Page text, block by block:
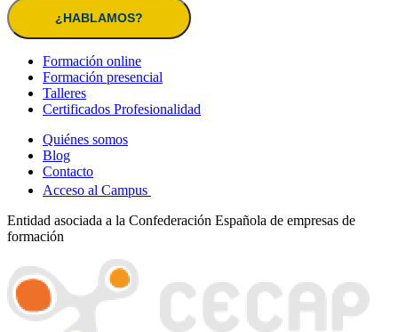
¿HABLAMOS?
Formación online
Formación presencial
Talleres
Certificados Profesionalidad
Quiénes somos
Blog
Contacto
Acceso al Campus
Entidad asociada a la Confederación Española de empresas de
formación